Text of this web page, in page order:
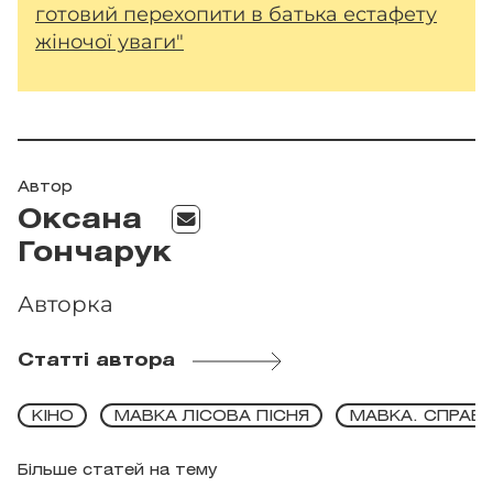
готовий перехопити в батька естафету
жіночої уваги"
Автор
Оксана
Гончарук
Авторка
Статті автора
Більше статей на тему
КІНО МАВКА ЛІСОВА ПІСНЯ МАВКА.